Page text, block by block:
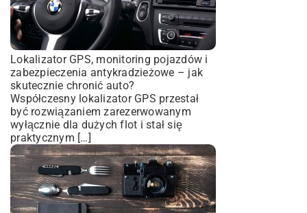
Lokalizator GPS, monitoring pojazdów i
zabezpieczenia antykradzieżowe – jak
skutecznie chronić auto?
Współczesny lokalizator GPS przestał
być rozwiązaniem zarezerwowanym
wyłącznie dla dużych flot i stał się
praktycznym […]